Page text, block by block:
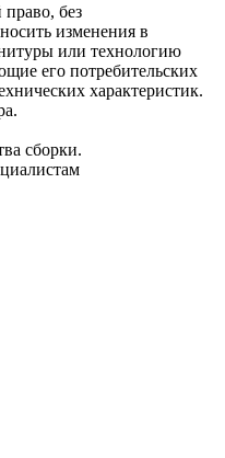
право, без
изменения в
или технологию
его потребительских
характеристик.
сборки.